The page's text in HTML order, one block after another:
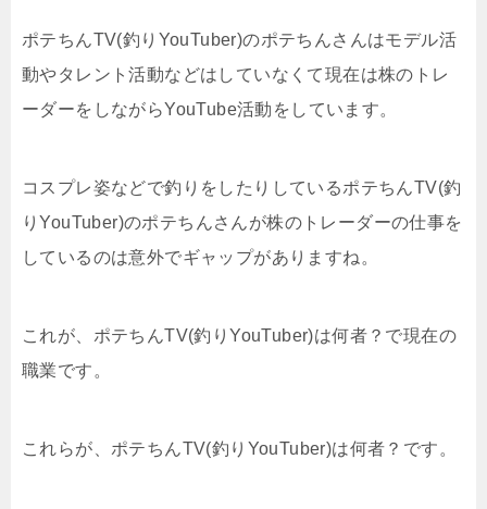
ポテちんTV(釣りYouTuber)のポテちんさんはモデル活
動やタレント活動などはしていなくて現在は株のトレ
ーダーをしながらYouTube活動をしています。
コスプレ姿などで釣りをしたりしているポテちんTV(釣
りYouTuber)のポテちんさんが株のトレーダーの仕事を
しているのは意外でギャップがありますね。
これが、ポテちんTV(釣りYouTuber)は何者？で現在の
職業です。
これらが、ポテちんTV(釣りYouTuber)は何者？です。